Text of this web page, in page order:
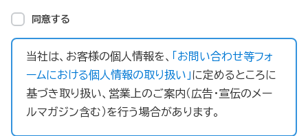
同意する
当社は、お客様の個人情報を、
「お問い合わせ等フォ
ームにおける個人情報の取り扱い」に定めるところに
基づき取り扱い、営業上のご案内（広告・宣伝のメー
ルマガジン含む）を行う場合があります。